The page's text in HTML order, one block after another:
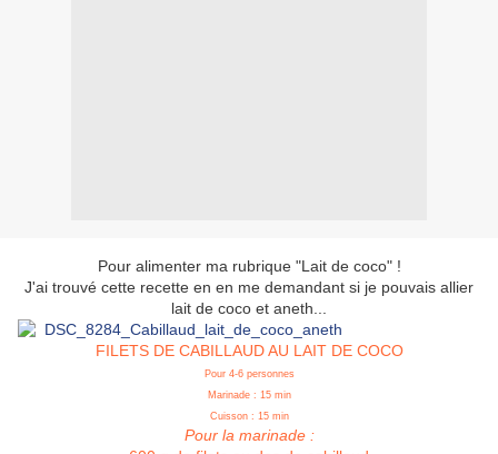
Pour alimenter ma rubrique "Lait de coco" !
J'ai trouvé cette recette en en me demandant si je pouvais allier
lait de coco et aneth...
FILETS DE CABILLAUD AU LAIT DE COCO
Pour 4-6 personnes
Marinade : 15 min
Cuisson : 15 min
Pour la marinade :